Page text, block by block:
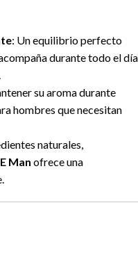
: Un equilibrio perfecto
durante todo el día
su aroma durante
hombres que necesitan
naturales,
Man ofrece una